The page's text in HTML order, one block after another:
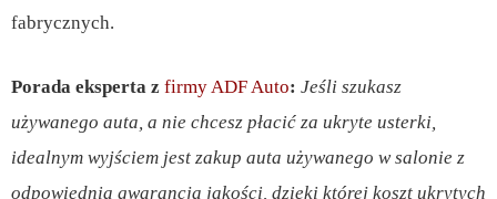
fabrycznych.
Porada eksperta z firmyADF Auto: Jeśli szukasz
używanego auta, a nie chcesz płacić za ukryte usterki,
idealnym wyjściem jest zakup auta używanego w salonie z
odpowiednią gwarancją jakości, dzięki której koszt ukrytych